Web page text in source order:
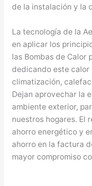
de la instalación y la
La tecnología de la
en aplicar los
las Bombas de Calor
dedicando este calor
climatización,
Dejan aprovechar la
ambiente exterior,
nuestros hogares. El
ahorro energético y
ahorro en la factura
mayor compromiso